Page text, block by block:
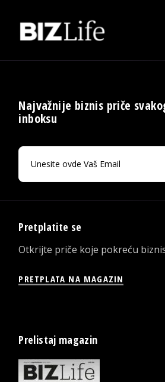
Najvažnije biznis priče
inboksu
Pretplatite se
Otkrijte priče koje pokreću
PRETPLATA NA MAGAZIN
Prelistaj magazin